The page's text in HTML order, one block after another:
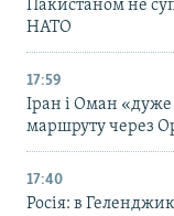
Пакистаном не
НАТО
17:59
Іран і Оман «дуже
маршруту через
17:40
Росія: в